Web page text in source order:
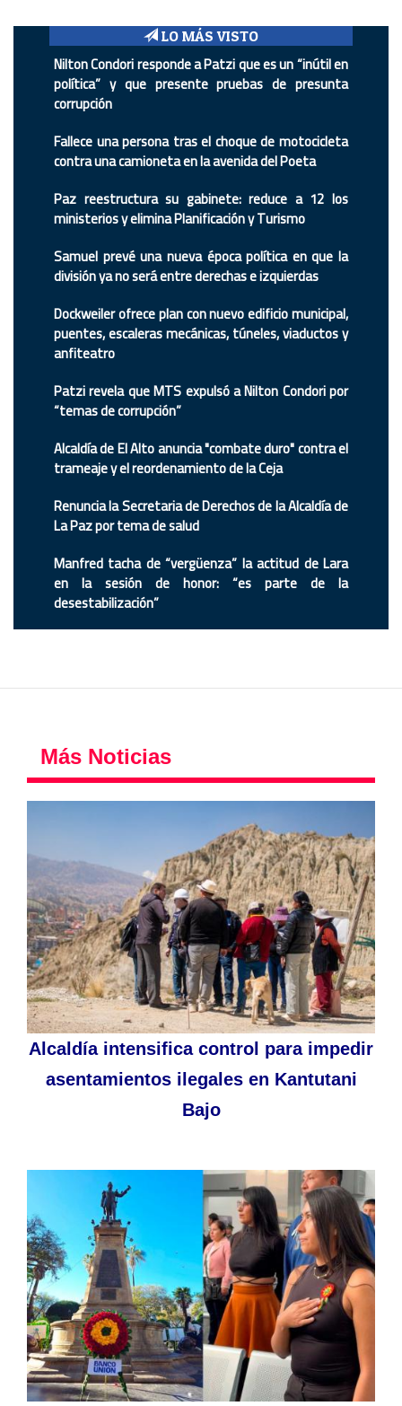
LO MÁS VISTO
Nilton Condori responde a Patzi que es un “inútil en
política” y que presente pruebas de presunta
corrupción
Fallece una persona tras el choque de motocicleta
contra una camioneta en la avenida del Poeta
Paz reestructura su gabinete: reduce a 12 los
ministerios y elimina Planificación y Turismo
Samuel prevé una nueva época política en que la
división ya no será entre derechas e izquierdas
Dockweiler ofrece plan con nuevo edificio municipal,
puentes, escaleras mecánicas, túneles, viaductos y
anfiteatro
Patzi revela que MTS expulsó a Nilton Condori por
“temas de corrupción”
Alcaldía de El Alto anuncia "combate duro" contra el
trameaje y el reordenamiento de la Ceja
Renuncia la Secretaria de Derechos de la Alcaldía de
La Paz por tema de salud
Manfred tacha de “vergüenza” la actitud de Lara
en la sesión de honor: “es parte de la
desestabilización”
Más Noticias
Alcaldía intensifica control para impedir
asentamientos ilegales en Kantutani
Bajo